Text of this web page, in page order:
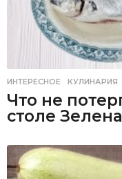
ИНТЕРЕСНОЕ ,КУЛИНАРИЯ
Что не
столе